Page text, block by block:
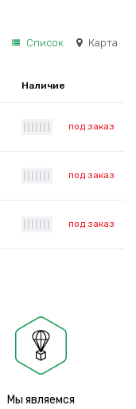
Список Карта
Наличие
под заказ
под заказ
под заказ
Мы являемся